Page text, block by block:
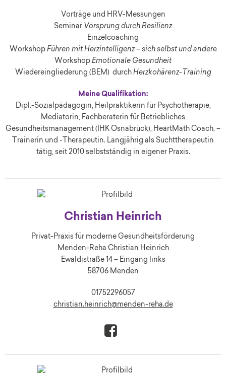
Vorträge und HRV-Messungen
Seminar Vorsprung durch Resilienz
Einzelcoaching
Workshop Führen mit Herzintelligenz – sich selbst und andere
Workshop Emotionale Gesundheit
Wiedereingliederung (BEM) durchHerzkohärenz-Training
Meine Qualifikation:
Dipl.-Sozialpädagogin, Heilpraktikerin für Psychotherapie,
Mediatorin, Fachberaterin für Betriebliches
Gesundheitsmanagement (IHK Osnabrück), HeartMath Coach, –
Trainerin und -Therapeutin. Langjährig als Suchttherapeutin
tätig, seit 2010 selbstständig in eigener Praxis.
Christian Heinrich
Privat-Praxis für moderne Gesundheitsförderung
Menden-Reha Christian Heinrich
Ewaldistraße 14 – Eingang links
58706 Menden
01752296057
christian.heinrich@menden-reha.de